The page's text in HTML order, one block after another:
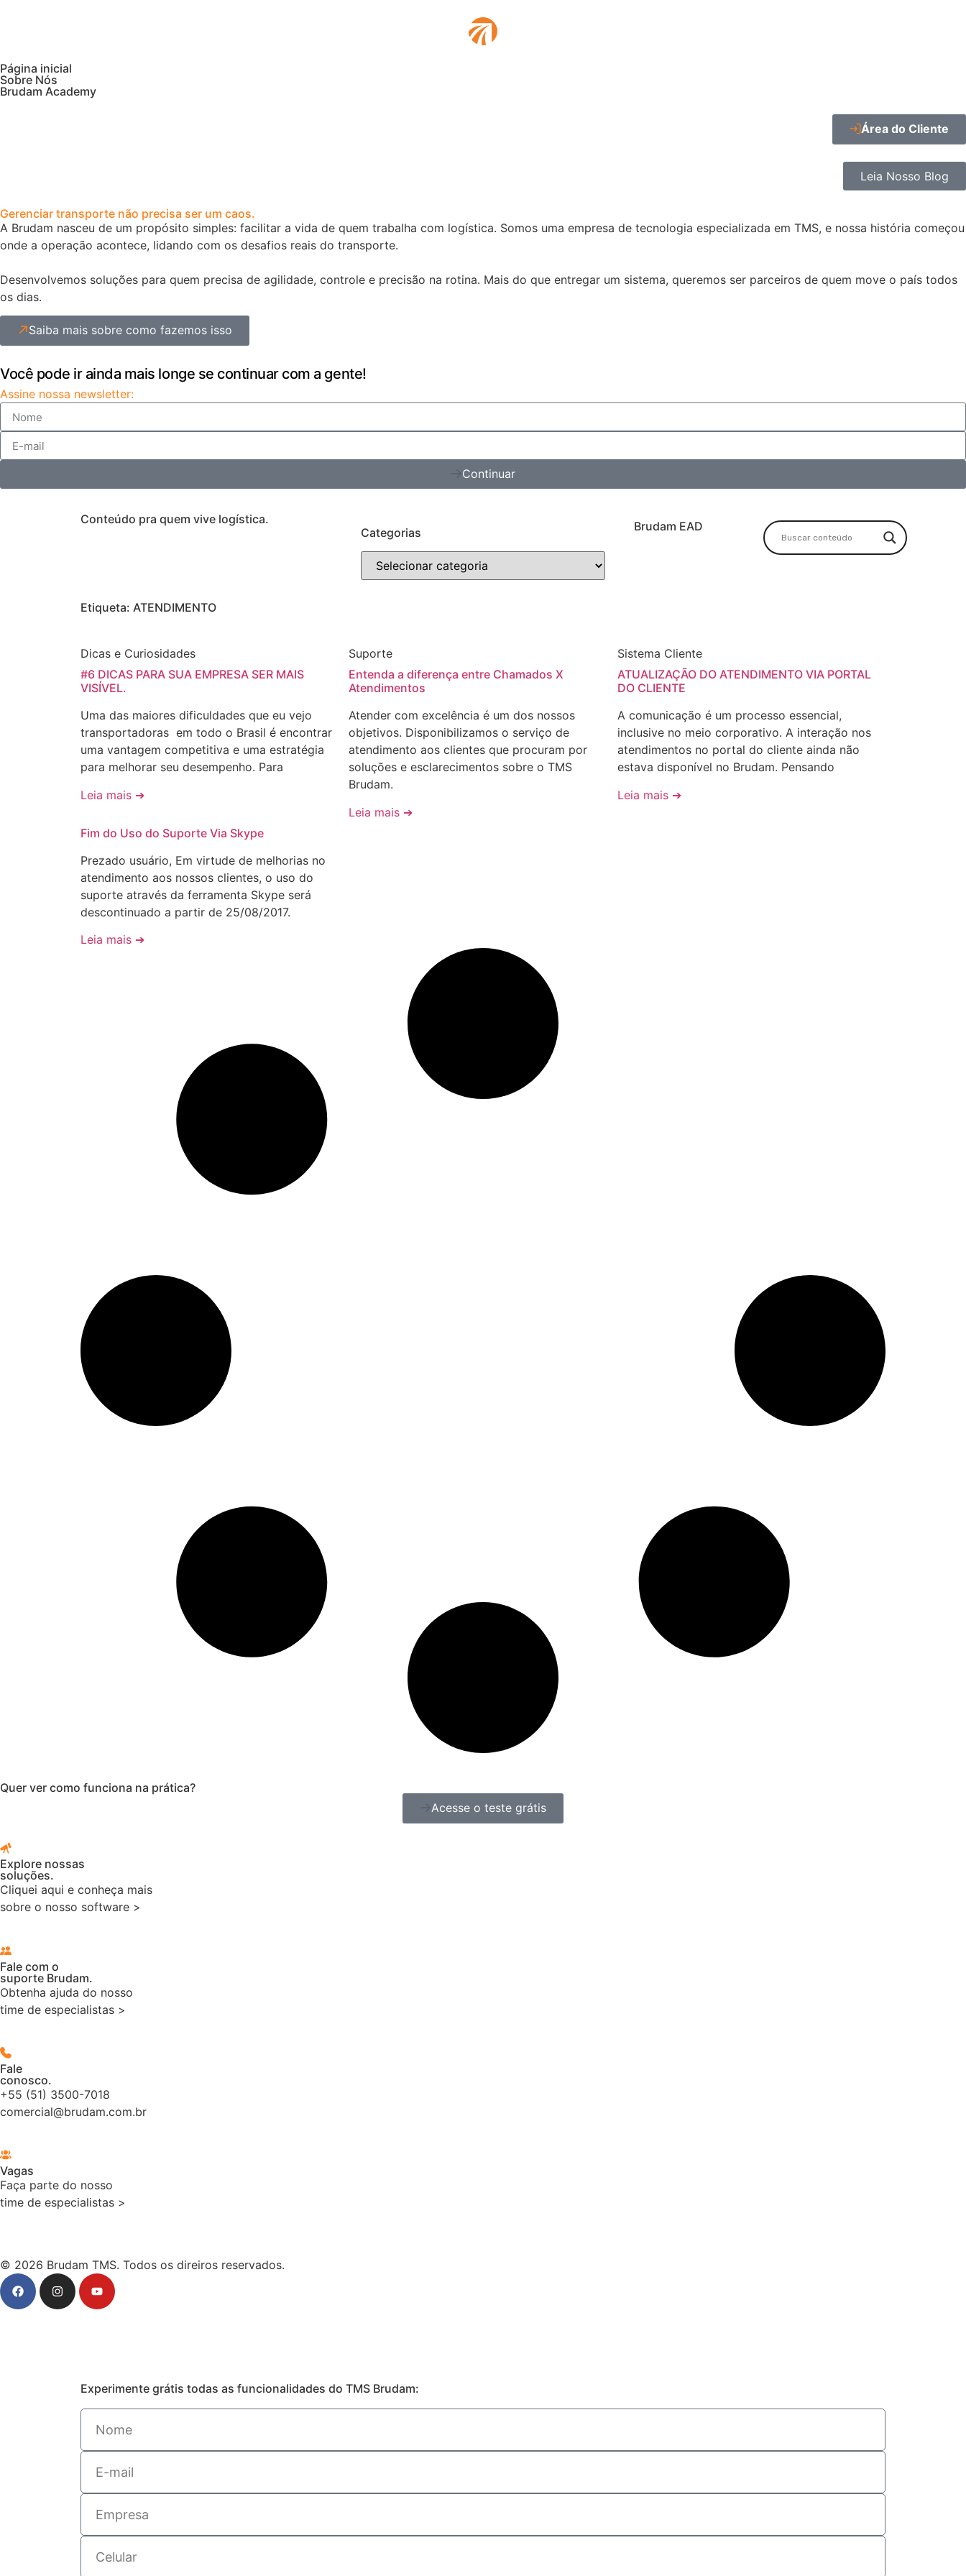
Página inicial
Sobre Nós
Brudam Academy
Área do Cliente
Leia Nosso Blog
Gerenciar transporte não precisa ser um caos.
A Brudam nasceu de um propósito simples: facilitar a vida de quem trabalha com logística. Somos uma empresa de tecnologia especializada em TMS, e nossa história começou
onde a operação acontece, lidando com os desafios reais do transporte.
Desenvolvemos soluções para quem precisa de agilidade, controle e precisão na rotina. Mais do que entregar um sistema, queremos ser parceiros de quem move o país todos
os dias.
Saiba mais sobre como fazemos isso
Você pode ir ainda mais longe se continuar com a gente!
Assine nossa newsletter:
Continuar
Conteúdo pra quem vive logística.
Categorias
Brudam EAD
Etiqueta: ATENDIMENTO
Dicas e Curiosidades
#6 DICAS PARA SUA EMPRESA SER MAIS
VISÍVEL.
Uma das maiores dificuldades que eu vejo
transportadoras em todo o Brasil é encontrar
uma vantagem competitiva e uma estratégia
para melhorar seu desempenho. Para
Leia mais ➔
Suporte
Entenda a diferença entre Chamados X
Atendimentos
Atender com excelência é um dos nossos
objetivos. Disponibilizamos o serviço de
atendimento aos clientes que procuram por
soluções e esclarecimentos sobre o TMS
Brudam.
Leia mais ➔
Sistema Cliente
ATUALIZAÇÃO DO ATENDIMENTO VIA PORTAL
DO CLIENTE
A comunicação é um processo essencial,
inclusive no meio corporativo. A interação nos
atendimentos no portal do cliente ainda não
estava disponível no Brudam. Pensando
Leia mais ➔
Fim do Uso do Suporte Via Skype
Prezado usuário, Em virtude de melhorias no
atendimento aos nossos clientes, o uso do
suporte através da ferramenta Skype será
descontinuado a partir de 25/08/2017.
Leia mais ➔
Quer ver como funciona na prática?
Acesse o teste grátis
Explore nossas
soluções.
Cliquei aqui e conheça mais
sobre o nosso software >
Fale com o
suporte Brudam.
Obtenha ajuda do nosso
time de especialistas >
Fale
conosco.
+55 (51) 3500-7018
comercial@brudam.com.br
Vagas
Faça parte do nosso
time de especialistas >
© 2026 Brudam TMS. Todos os direiros reservados.
Experimente grátis todas as funcionalidades do TMS Brudam: